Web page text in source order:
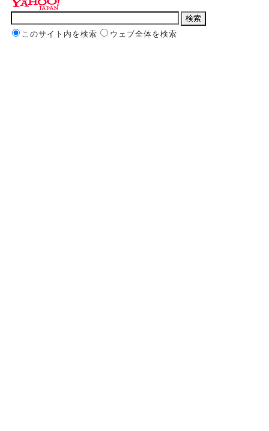
このサイト内を検索 ウェブ全体を検索